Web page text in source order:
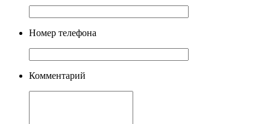
Номер телефона
Комментарий